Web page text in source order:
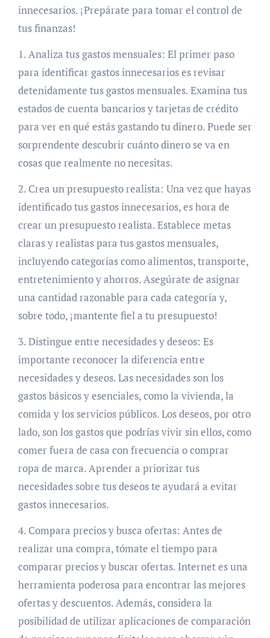
innecesarios. ¡Prepárate para tomar el control de
tus finanzas!
1. Analiza tus gastos mensuales: El primer paso
para identificar gastos innecesarios es revisar
detenidamente tus gastos mensuales. Examina tus
estados de cuenta bancarios y tarjetas de crédito
para ver en qué estás gastando tu dinero. Puede ser
sorprendente descubrir cuánto dinero se va en
cosas que realmente no necesitas.
2. Crea un presupuesto realista: Una vez que hayas
identificado tus gastos innecesarios, es hora de
crear un presupuesto realista. Establece metas
claras y realistas para tus gastos mensuales,
incluyendo categorías como alimentos, transporte,
entretenimiento y ahorros. Asegúrate de asignar
una cantidad razonable para cada categoría y,
sobre todo, ¡mantente fiel a tu presupuesto!
3. Distingue entre necesidades y deseos: Es
importante reconocer la diferencia entre
necesidades y deseos. Las necesidades son los
gastos básicos y esenciales, como la vivienda, la
comida y los servicios públicos. Los deseos, por otro
lado, son los gastos que podrías vivir sin ellos, como
comer fuera de casa con frecuencia o comprar
ropa de marca. Aprender a priorizar tus
necesidades sobre tus deseos te ayudará a evitar
gastos innecesarios.
4. Compara precios y busca ofertas: Antes de
realizar una compra, tómate el tiempo para
comparar precios y buscar ofertas. Internet es una
herramienta poderosa para encontrar las mejores
ofertas y descuentos. Además, considera la
posibilidad de utilizar aplicaciones de comparación